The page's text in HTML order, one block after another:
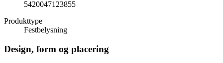
5420047123855
Produkttype
Festbelysning
Design, form og placering